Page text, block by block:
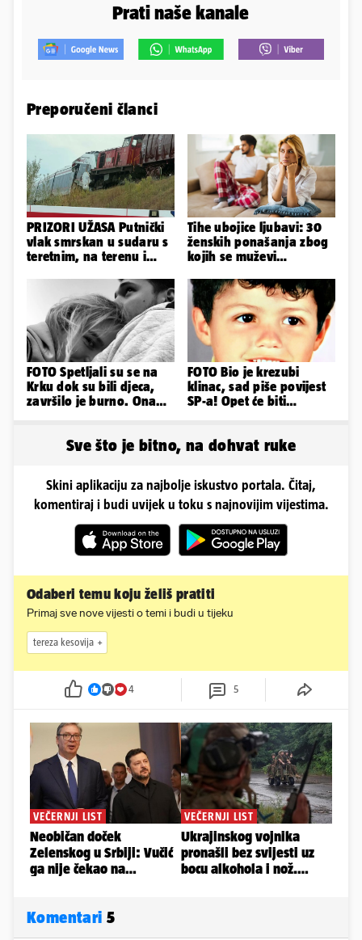
Prati naše kanale
Preporučeni članci
PRIZORI UŽASA Putnički
vlak smrskan u sudaru s
teretnim, na terenu i
Tihe ubojice ljubavi: 30
ženskih ponašanja zbog
kojih se muževi
FOTO Spetljali su se na
Krku dok su bili djeca,
završilo je burno. Ona
FOTO Bio je krezubi
klinac, sad piše povijest
SP-a! Opet će biti
Sve što je bitno, na dohvat ruke
Skini aplikaciju za najbolje iskustvo portala. Čitaj,
komentiraj i budi uvijek u toku s najnovijim vijestima.
Odaberi temu koju želiš pratiti
Primaj sve nove vijesti o temi i budi u tijeku
tereza kesovija
4 5
Komentari 5